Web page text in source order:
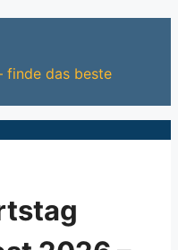
finde das beste